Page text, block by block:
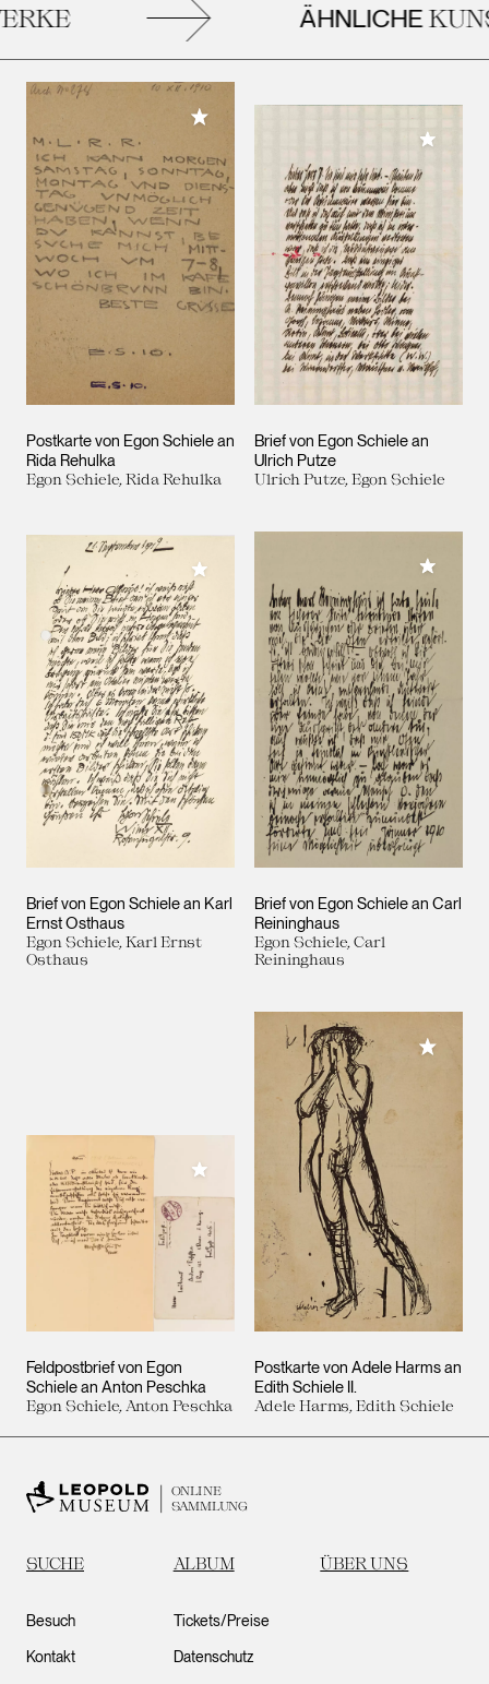
ÄHNLICHE
Postkarte von Egon Schiele an
Rida Rehulka
Egon Schiele, Rida Rehulka
Meiner Sammlung hinzufügen
Brief von Egon Schiele an
Ulrich Putze
Ulrich Putze, Egon Schiele
Meiner
Brief von Egon Schiele an Karl
Ernst Osthaus
Egon Schiele, Karl Ernst
Osthaus
Meiner Sammlung hinzufügen
Brief von Egon Schiele an Carl
Reininghaus
Egon Schiele, Carl
Reininghaus
Meiner
Feldpostbrief von Egon
Schiele an Anton Peschka
Egon Schiele, Anton Peschka
Meiner Sammlung hinzufügen
Postkarte von Adele Harms an
Edith Schiele II.
Adele Harms, Edith Schiele
Meiner
ONLINE
SAMMLUNG
SUCHE ALBUM ÜBER UNS
Besuch
Kontakt
Tickets/Preise
Datenschutz